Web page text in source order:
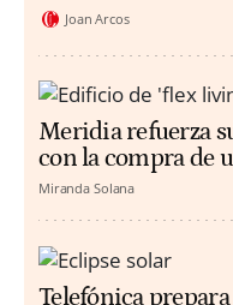
Joan Arcos
Meridia refuerza
con la compra de
Miranda Solana
Telefónica